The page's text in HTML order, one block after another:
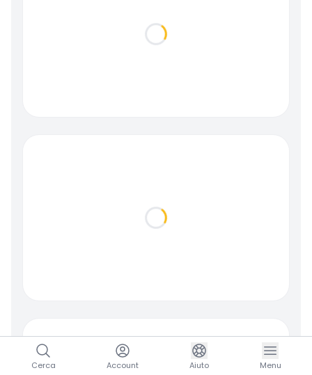
Loading...
Loading...
Cerca Account Aiuto Menu